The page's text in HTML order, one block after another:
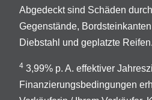
Abgedeckt sind Schäden
Gegenstände,
Diebstahl und geplatzte Reifen.
4 3,99% p. A. effektiver
Finanzierungsbedingungen